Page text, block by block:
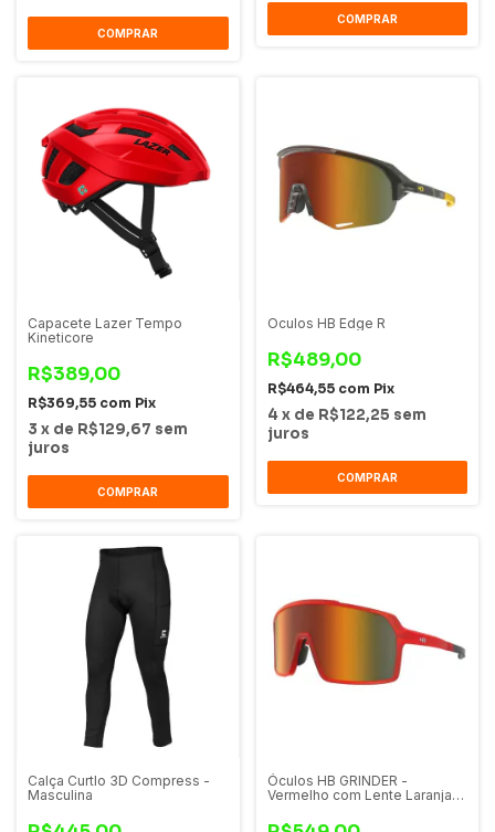
COMPRAR
COMPRAR
Capacete Lazer Tempo
Kineticore
R$389,00
R$369,55 com Pix
3 x de R$129,67 sem
juros
COMPRAR
Oculos HB Edge R
R$489,00
R$464,55 com Pix
4 x de R$122,25 sem
juros
COMPRAR
Calça Curtlo 3D Compress -
Masculina
Óculos HB GRINDER -
Vermelho com Lente Laranja